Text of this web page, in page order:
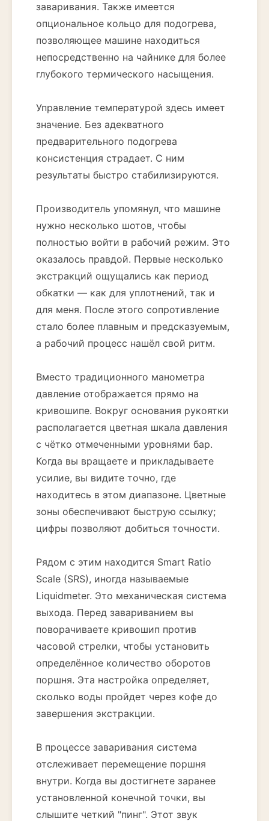
заваривания. Также имеется
опциональное кольцо для подогрева,
позволяющее машине находиться
непосредственно на чайнике для более
глубокого термического насыщения.
Управление температурой здесь имеет
значение. Без адекватного
предварительного подогрева
консистенция страдает. С ним
результаты быстро стабилизируются.
Производитель упомянул, что машине
нужно несколько шотов, чтобы
полностью войти в рабочий режим. Это
оказалось правдой. Первые несколько
экстракций ощущались как период
обкатки — как для уплотнений, так и
для меня. После этого сопротивление
стало более плавным и предсказуемым,
а рабочий процесс нашёл свой ритм.
Вместо традиционного манометра
давление отображается прямо на
кривошипе. Вокруг основания рукоятки
располагается цветная шкала давления
с чётко отмеченными уровнями бар.
Когда вы вращаете и прикладываете
усилие, вы видите точно, где
находитесь в этом диапазоне. Цветные
зоны обеспечивают быструю ссылку;
цифры позволяют добиться точности.
Рядом с этим находится Smart Ratio
Scale (SRS), иногда называемые
Liquidmeter. Это механическая система
выхода. Перед завариванием вы
поворачиваете кривошип против
часовой стрелки, чтобы установить
определённое количество оборотов
поршня. Эта настройка определяет,
сколько воды пройдет через кофе до
завершения экстракции.
В процессе заваривания система
отслеживает перемещение поршня
внутри. Когда вы достигнете заранее
установленной конечной точки, вы
слышите четкий "пинг". Этот звук